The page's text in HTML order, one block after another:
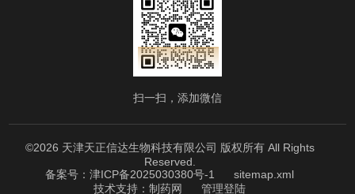
扫一扫，添加微信
©2026 天津天正信达生物科技有限公司 版权所有 All Rights
Reserved.
备案号：津ICP备2025030380号-1
sitemap.xml
技术支持： 制药网 管理登陆